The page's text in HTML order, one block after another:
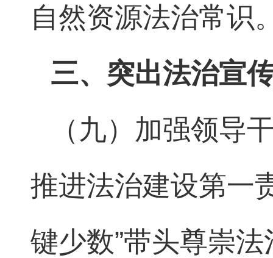
自然资源法治常识
三、突出法治宣
（九）加强领导
推进法治建设第一
键少数”带头尊崇